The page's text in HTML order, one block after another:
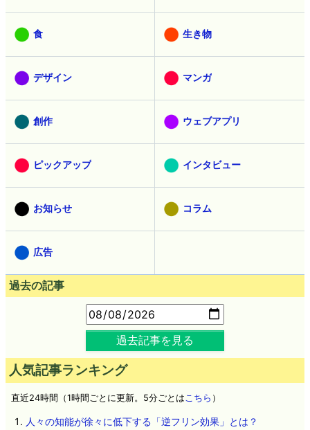
食 生き物
デザイン マンガ
創作 ウェブアプリ
ピックアップ インタビュー
お知らせ コラム
広告
過去の記事
過去記事を見る
人気記事ランキング
直近24時間（1時間ごとに更新。5分ごとは こちら ）
人々の知能が徐々に低下する「逆フリン効果」とは？